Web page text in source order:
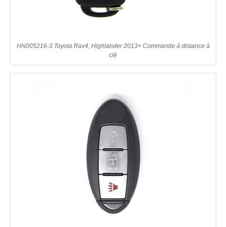
HN005216-3 Toyota Rav4, Highlander 2013+ Commande à distance à
clé